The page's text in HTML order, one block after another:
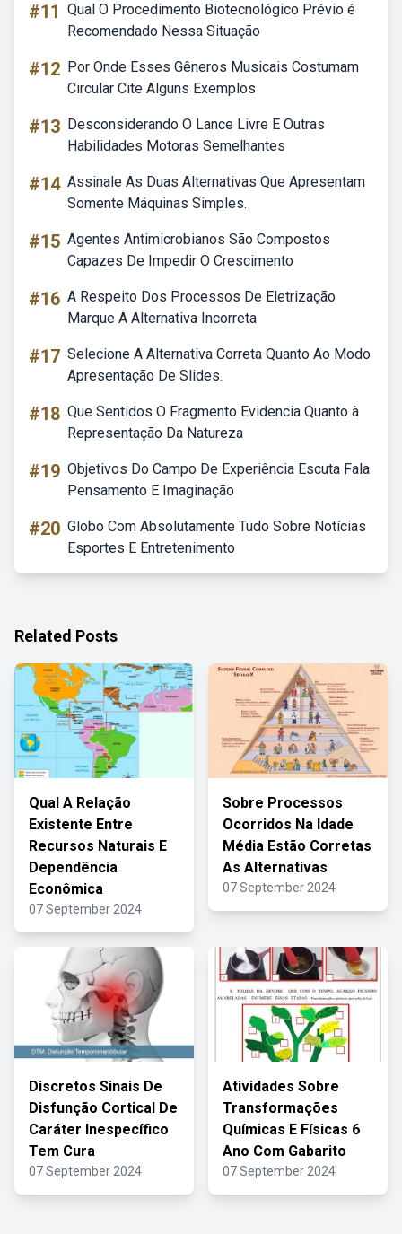
#11 Qual O Procedimento Biotecnológico Prévio é
Recomendado Nessa Situação
#12 Por Onde Esses Gêneros Musicais Costumam
Circular Cite Alguns Exemplos
#13 Desconsiderando O Lance Livre E Outras
Habilidades Motoras Semelhantes
#14 Assinale As Duas Alternativas Que Apresentam
Somente Máquinas Simples.
#15 Agentes Antimicrobianos São Compostos
Capazes De Impedir O Crescimento
#16 A Respeito Dos Processos De Eletrização
Marque A Alternativa Incorreta
#17 Selecione A Alternativa Correta Quanto Ao Modo
Apresentação De Slides.
#18 Que Sentidos O Fragmento Evidencia Quanto à
Representação Da Natureza
#19 Objetivos Do Campo De Experiência Escuta Fala
Pensamento E Imaginação
#20 Globo Com Absolutamente Tudo Sobre Notícias
Esportes E Entretenimento
Related Posts
Qual A Relação
Existente Entre
Recursos Naturais E
Dependência
Econômica
07 September 2024
Sobre Processos
Ocorridos Na Idade
Média Estão Corretas
As Alternativas
07 September 2024
Discretos Sinais De
Disfunção Cortical De
Caráter Inespecífico
Tem Cura
07 September 2024
Atividades Sobre
Transformações
Químicas E Físicas 6
Ano Com Gabarito
07 September 2024